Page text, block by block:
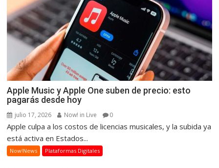
Apple Music y Apple One suben de precio: esto
pagarás desde hoy
julio 17, 2026 Now! in Live 0
Apple culpa a los costos de licencias musicales, y la subida ya
está activa en Estados...
Now!News Plataformas Digitales